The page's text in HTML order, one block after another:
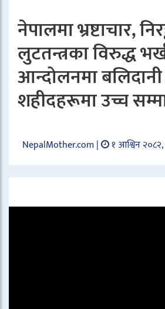
नेपालमा भ्रष्टाचार,
लुटतन्त्रका विरुद्ध
आन्दोलनमा
शहीदहरूमा उच्च
NepalMother.com | १ आश्विन